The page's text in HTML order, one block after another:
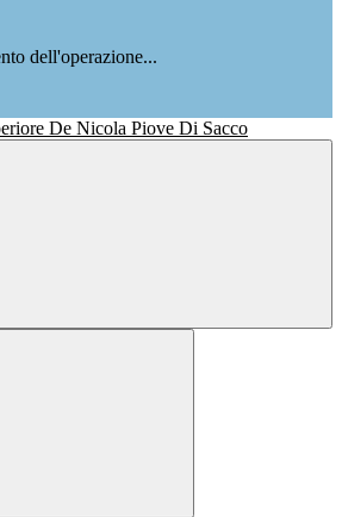
dell'operazione...